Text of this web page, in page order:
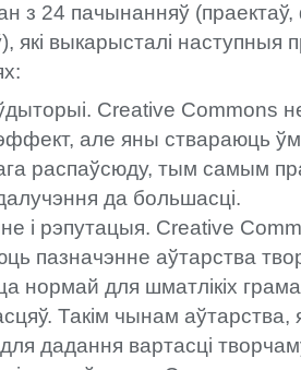
з 24 пачынанняў (праектаў,
які выкарысталі наступныя
Creative Commons
але яны ствараюць
распаўсюду, тым самым
да большасці.
і рэпутацыя. Creative
пазначэнне аўтарства
нормай для шматлікіх
Такім чынам аўтарства,
дадання вартасці